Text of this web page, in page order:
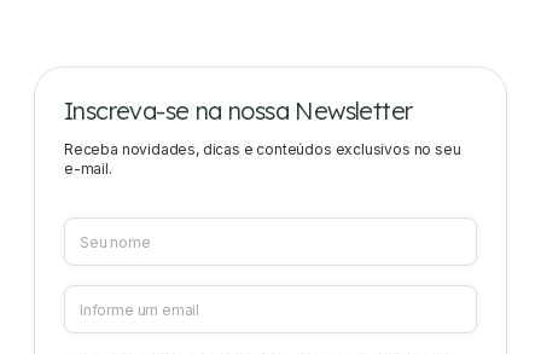
Inscreva-se na nossa Newsletter
Receba novidades, dicas e conteúdos exclusivos no seu
e-mail.